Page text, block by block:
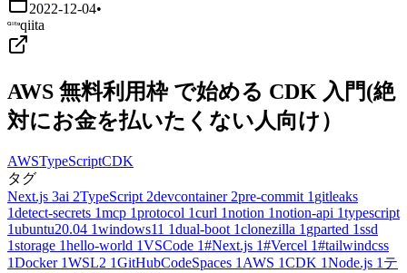
2022-12-04•
qiita
AWS 無料利用枠 で始める CDK 入門(絶
対にお金を払いたくない人向け）
AWSTypeScriptCDK
タグ
Next.js 3ai 2TypeScript 2devcontainer 2pre-commit 1 gitleaks
1detect-secrets 1mcp 1protocol 1curl 1notion 1notion-api 1typescript
1ubuntu20.04 1windows11 1dual-boot 1clonezilla 1 gparted 1ssd
1storage 1hello-world 1VSCode 1#Next.js 1#Vercel 1#tailwindcss
1Docker 1WSL2 1GitHubCodeSpaces 1 AWS 1CDK 1Node.js 1 テ